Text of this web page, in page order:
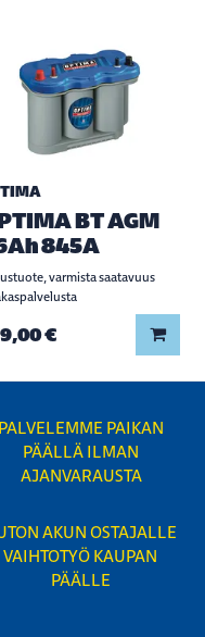
BT AGM
845A
varmista saatavuus
€
PALVELEMME PAIKAN
PÄÄLLÄ ILMAN
AJANVARAUSTA
AKUN OSTAJALLE
VAIHTOTYÖ KAUPAN
PÄÄLLE